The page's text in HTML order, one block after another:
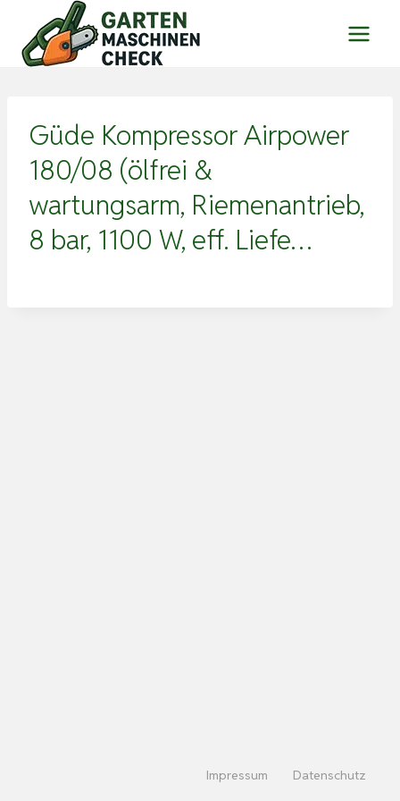
Inhalt
springen
Güde Kompressor Airpower
180/08 (ölfrei &
wartungsarm, Riemenantrieb,
8 bar, 1100 W, eff. Liefe…
Impressum Datenschutz